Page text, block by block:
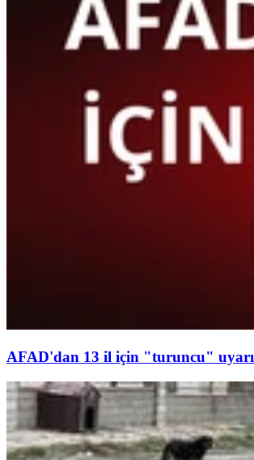
AFAD'dan 13 il için "turuncu" uyarı